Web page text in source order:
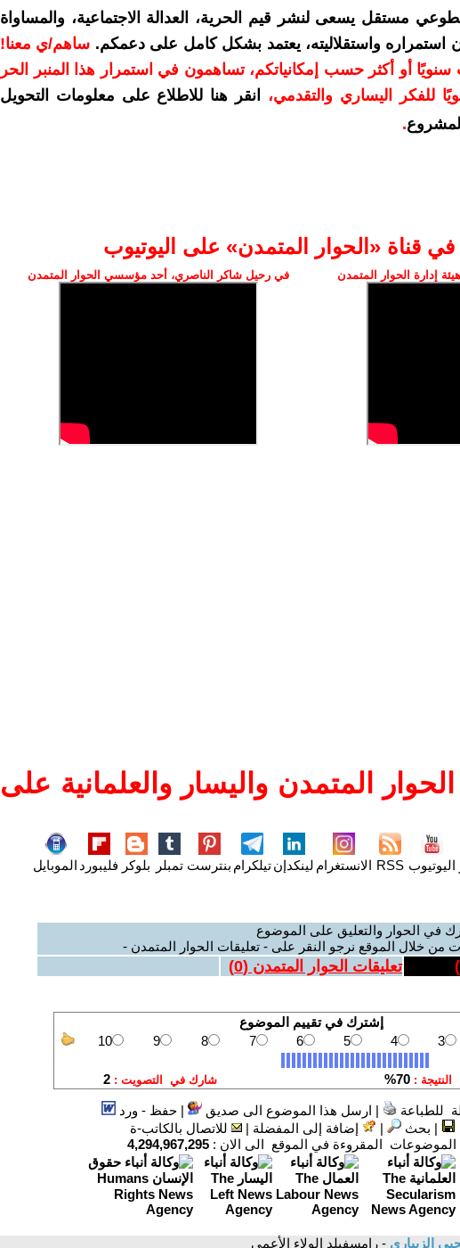
مستقل يسعى لنشر قيم الحرية، العدالة الاجتماعية، والمساواة
استمراره واستقلاليته، يعتمد بشكل كامل على دعمكم. ساهم/ي معنا!
10 دولارات سنويًا أو أكثر حسب إمكانياتكم، تساهمون في استمرار هذا المنبر الحر
للفكر اليساري والتقدمي،
انقر هنا للاطلاع على معلومات التحويل
.
قناة ‫«الحوار المتمدن» على اليوتيوب
إدارة الحوار المتمدن في رحيل شاكر الناصري، أحد مؤسسي الحوار المتمدن
المتمدن واليسار والعلمانية على
اليوتيوب RSS الانستغرام لينكدإنتيلكرام بنترست تمبلر بلوكر فليبورد الموبايل
في الحوار والتعليق على الموضوع
من خلال الموقع نرجو النقر على - تعليقات الحوار المتمدن -
) تعليقات الحوار المتمدن (0
)
للطباعة | ارسل هذا الموضوع الى صديق |حفظ - ورد
| بحث | إضافة إلى المفضلة |
للاتصال بالكاتب-ة
المقروءة في الموقع الى الان : 4,294,967,295
الزيباري - رامسفيلد الولاء الأعمى